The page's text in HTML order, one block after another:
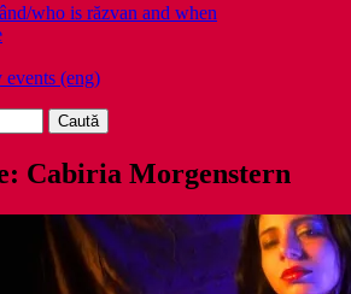
who is răzvan and when
(eng)
Cabiria Morgenstern